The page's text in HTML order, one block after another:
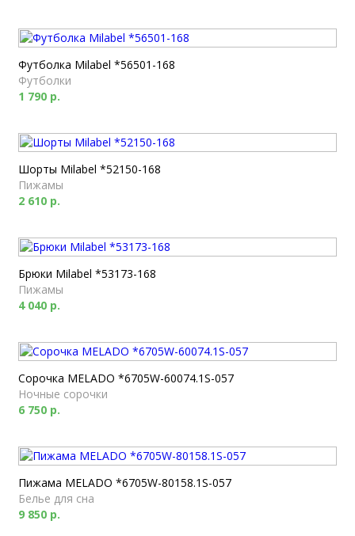
Футболка Milabel *56501-168
Футболки
1 790 р.
Шорты Milabel *52150-168
Пижамы
2 610 р.
Брюки Milabel *53173-168
Пижамы
4 040 р.
Сорочка MELADO *6705W-60074.1S-057
Ночные сорочки
6 750 р.
Пижама MELADO *6705W-80158.1S-057
Белье для сна
9 850 р.